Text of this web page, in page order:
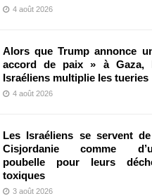
4 août 2026
Alors que Trump annonce
accord de paix » à Gaza,
Israéliens multiplie les tueries
4 août 2026
Les Israéliens se servent
Cisjordanie comme
poubelle pour leurs
toxiques
3 août 2026